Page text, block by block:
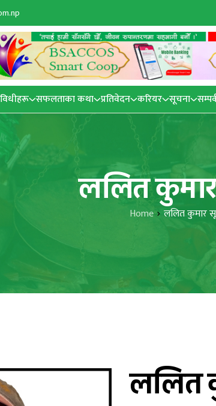
सफलताका कथा प्रतिवेदन करियर सूचना
ललित
Home ललित कुमार
ललित